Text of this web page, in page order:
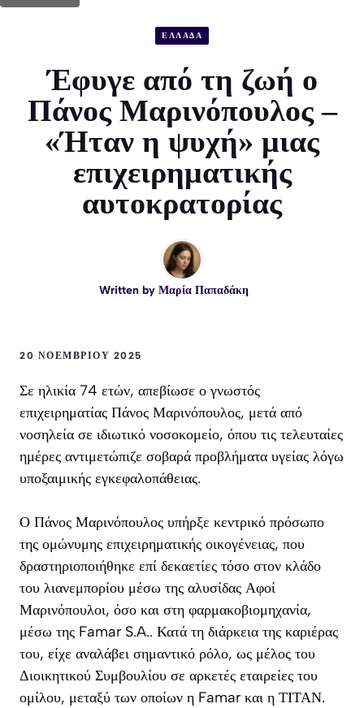
ΕΛΛΑΔΑ
Έφυγε από τη ζωή ο
Πάνος Μαρινόπουλος –
«Ήταν η ψυχή» μιας
επιχειρηματικής
αυτοκρατορίας
Written by Μαρία Παπαδάκη
20 ΝΟΕΜΒΡΊΟΥ 2025
Σε ηλικία 74 ετών, απεβίωσε ο γνωστός
επιχειρηματίας Πάνος Μαρινόπουλος, μετά από
νοσηλεία σε ιδιωτικό νοσοκομείο, όπου τις τελευταίες
ημέρες αντιμετώπιζε σοβαρά προβλήματα υγείας λόγω
υποξαιμικής εγκεφαλοπάθειας.
Ο Πάνος Μαρινόπουλος υπήρξε κεντρικό πρόσωπο
της ομώνυμης επιχειρηματικής οικογένειας, που
δραστηριοποιήθηκε επί δεκαετίες τόσο στον κλάδο
του λιανεμπορίου μέσω της αλυσίδας Αφοί
Μαρινόπουλοι, όσο και στη φαρμακοβιομηχανία,
μέσω της Famar S.A.. Κατά τη διάρκεια της καριέρας
του, είχε αναλάβει σημαντικό ρόλο, ως μέλος του
Διοικητικού Συμβουλίου σε αρκετές εταιρείες του
ομίλου, μεταξύ των οποίων η Famar και η ΤΙΤΑΝ.